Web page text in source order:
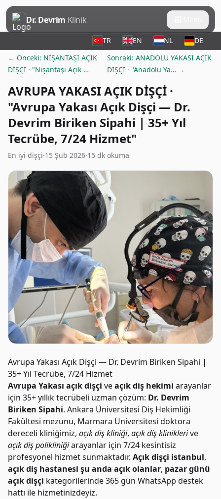
Dr. Devrim Klinik
TR EN NL
DE
← Önceki: NİŞANTAŞI AÇIK
DİŞÇİ · "Nişantaşı Açık …
Sonraki: ANADOLU YAKASI AÇIK
DİŞÇİ · "Anadolu Ya… →
AVRUPA YAKASI AÇIK DİŞÇİ ·
"Avrupa Yakası Açık Dişçi — Dr.
Devrim Biriken Sipahi | 35+ Yıl
Tecrübe, 7/24 Hizmet"
En iyi dişçi·15 Şub 2026·15 dk okuma
Avrupa Yakası Açık Dişçi — Dr. Devrim Biriken Sipahi |
35+ Yıl Tecrübe, 7/24 Hizmet
Avrupa Yakası açık dişçi veaçık diş hekimi arayanlar
için 35+ yıllık tecrübeli uzman çözüm: Dr. Devrim
Biriken Sipahi. Ankara Üniversitesi Diş Hekimliği
Fakültesi mezunu, Marmara Üniversitesi doktora
dereceli kliniğimiz, açık diş kliniği, açık diş kliniklerive
açık diş polikliniğiarayanlar için 7/24 kesintisiz
profesyonel hizmet sunmaktadır. Açık dişçi istanbul,
açık diş hastanesi şu anda açık olanlar, pazar günü
açık dişçi kategorilerinde 365 gün WhatsApp destek
hattı ile hizmetinizdeyiz.